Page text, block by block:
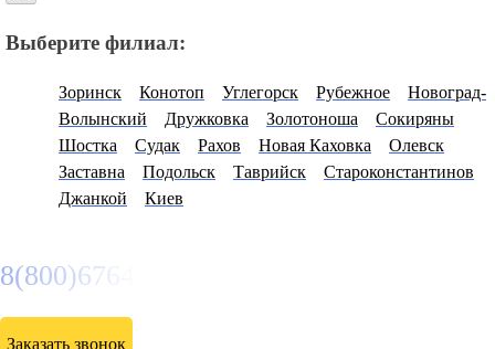
Выберите филиал:
Зоринск Конотоп Углегорск Рубежное
Новоград-
Волынский
Дружковка Золотоноша
Сокиряны
Шостка
Судак Рахов Новая Каховка
Олевск
Заставна
Подольск Таврийск
Староконстантинов
Джанкой
Киев
8(800)6764935
Заказать звонок